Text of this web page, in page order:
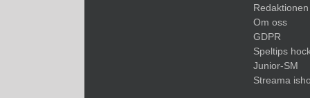
Redaktionen
Om oss
GDPR
Speltips
Junior-SM
Streama